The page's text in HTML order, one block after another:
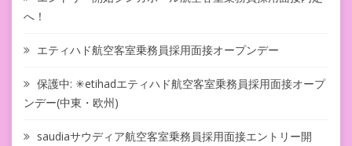
へ！
エティハド航空客室乗務員採用面接オープンデー
保護中: ✳︎etihadエティハド航空客室乗務員採用面接オープ
ンデー(中東・欧州)
saudiaサウディア航空客室乗務員採用面接エントリー開